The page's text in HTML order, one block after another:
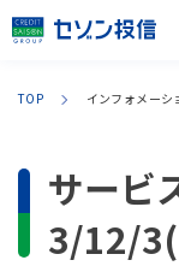
TOP インフォメーシ
サービ
3/12/